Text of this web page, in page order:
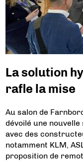
La solution
rafle la mise
Au salon de
dévoilé une
avec des
notamment KLM,
proposition de